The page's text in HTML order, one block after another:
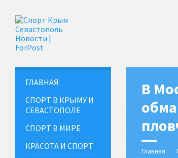
В
Главная
ГЛАВНАЯ
СПОРТ В КРЫМУ И
СЕВАСТОПОЛЕ
СПОРТ В МИРЕ
КРАСОТА И СПОРТ